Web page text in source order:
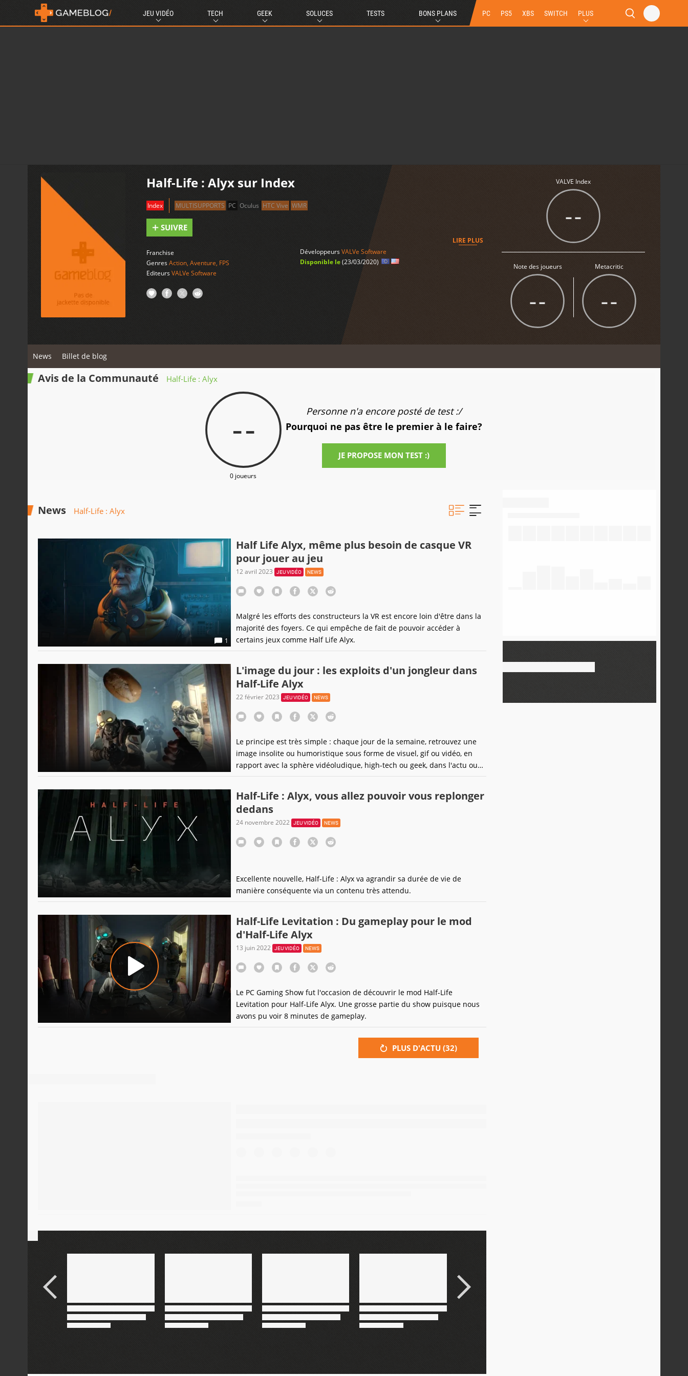
JEU VIDÉO TECH GEEK SOLUCES TESTS BONS PLANS PC PS5 XBS SWITCH PLUS
Half-Life : Alyx sur Index
Index MULTISUPPORTS PC Oculus HTC Vive WMR
SUIVRE
LIRE PLUS
Franchise
GenresAction, Aventure, FPS
EditeursVALVe Software
DéveloppeursVALVe Software
Disponible le(23/03/2020)
VALVE Index
--
Note des joueurs
--
Metacritic
--
News Billet de blog
Avis de la Communauté Half-Life : Alyx
--
0 joueurs
Personne n'a encore posté de test :/
Pourquoi ne pas être le premier à le faire?
JE PROPOSE MON TEST :)
News Half-Life : Alyx
1
Half Life Alyx, même plus besoin de casque VR
pour jouer au jeu
12 avril 2023 JEU VIDÉO NEWS
Malgré les efforts des constructeurs la VR est encore loin d'être dans la
majorité des foyers. Ce qui empêche de fait de pouvoir accéder à
certains jeux comme Half Life Alyx.
L'image du jour : les exploits d'un jongleur dans
Half-Life Alyx
22 février 2023 JEU VIDÉO NEWS
Le principe est très simple : chaque jour de la semaine, retrouvez une
image insolite ou humoristique sous forme de visuel, gif ou vidéo, en
rapport avec la sphère vidéoludique, high-tech ou geek, dans l'actu ou
intemporelle !
Half-Life : Alyx, vous allez pouvoir vous replonger
dedans
24 novembre 2022 JEU VIDÉO NEWS
Excellente nouvelle, Half-Life : Alyx va agrandir sa durée de vie de
manière conséquente via un contenu très attendu.
Half-Life Levitation : Du gameplay pour le mod
d'Half-Life Alyx
13 juin 2022 JEU VIDÉO NEWS
Le PC Gaming Show fut l'occasion de découvrir le mod Half-Life
Levitation pour Half-Life Alyx. Une grosse partie du show puisque nous
avons pu voir 8 minutes de gameplay.
PLUS D'ACTU (32)